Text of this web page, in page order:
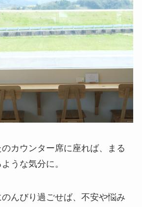
カウンター席に座れば、まる
うな気分に。
のんびり過ごせば、不安や悩み